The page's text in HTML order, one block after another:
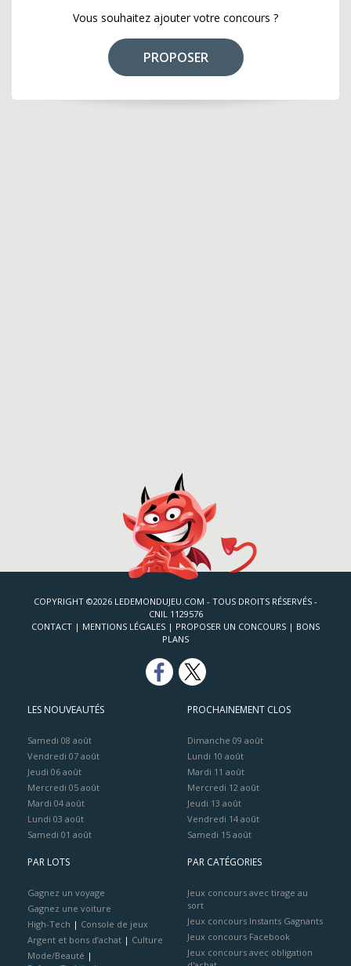
Vous souhaitez ajouter votre concours ?
PROPOSER
COPYRIGHT ©2026 LEDEMONDUJEU.COM - TOUS DROITS RÉSERVÉS -
CNIL 1129576
CONTACT | MENTIONS LÉGALES | PROPOSER UN CONCOURS | BONS
PLANS
LES NOUVEAUTÉS
Samedi 08 août
Vendredi 07 août
Jeudi 06 août
Mercredi 05 août
Mardi 04 août
Lundi 03 août
Samedi 01 août
PROCHAINEMENT CLOS
Dimanche 09 août
Lundi 10 août
Mardi 11 août
Mercredi 12 août
Jeudi 13 août
Vendredi 14 août
Samedi 15 août
PAR LOTS
Gagnez un voyage
Gagnez une voiture
High-Tech | Console de jeux
Argent et bons d’achat | Culture
Mode/Beauté |
PAR CATÉGORIES
Jeux concours avec tirage au
sort
Jeux concours Instants Gagnants
Jeux concours Facebook
Jeux concours avec obligation